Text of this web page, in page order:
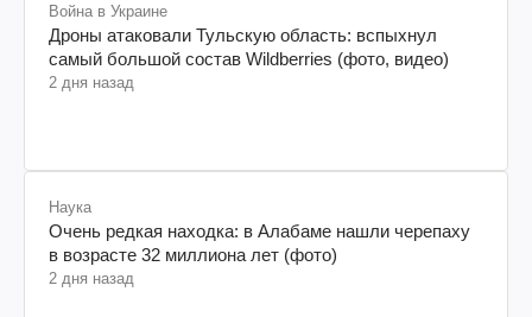
Война в Украине
Дроны атаковали Тульскую область: вспыхнул
самый большой состав Wildberries (фото, видео)
2 дня назад
Наука
Очень редкая находка: в Алабаме нашли черепаху
в возрасте 32 миллиона лет (фото)
2 дня назад